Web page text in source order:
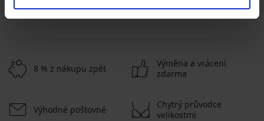
8 % z nákupu zpět
Výměna a vrácení
zdarma
Výhodné poštovné
Chytrý průvodce
velikostmi